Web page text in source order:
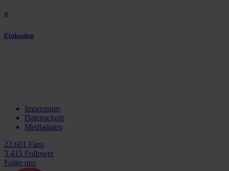
#
Einkaufen
Impressum
Datenschutz
Mediadaten
22.601 Fans
3.415 Follower
Folge uns